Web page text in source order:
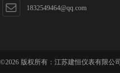
1832549464@qq.com
©2026 版权所有：江苏建恒仪表有限公